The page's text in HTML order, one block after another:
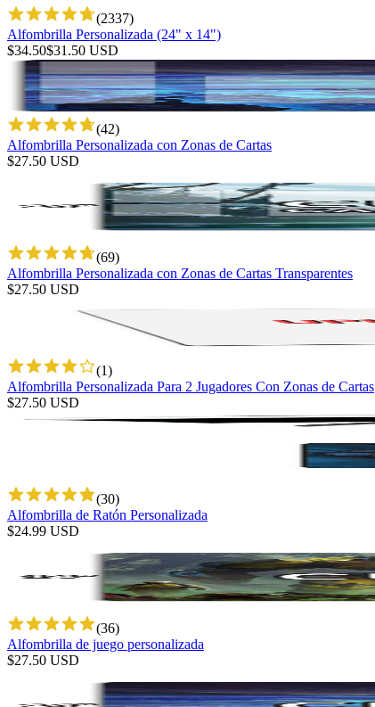
(2337)
Alfombrilla Personalizada (24" x 14")
$34.50$31.50 USD
(42)
Alfombrilla Personalizada con Zonas de Cartas
$27.50 USD
(69)
Alfombrilla Personalizada con Zonas de Cartas Transparentes
$27.50 USD
(1)
Alfombrilla Personalizada Para 2 Jugadores Con Zonas de Cartas
$27.50 USD
(30)
Alfombrilla de Ratón Personalizada
$24.99 USD
(36)
Alfombrilla de juego personalizada
$27.50 USD